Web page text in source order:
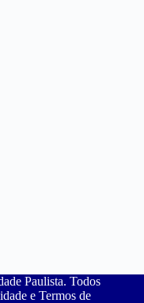
Paulista. Todos
e Termos de